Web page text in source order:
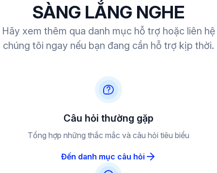
SÀNG LẮNG NGHE
Hãy xem thêm qua danh mục hỗ trợ hoặc liên hệ
chúng tôi ngay nếu bạn đang cần hỗ trợ kịp thời.
Câu hỏi thường gặp
Tổng hợp những thắc mắc và câu hỏi tiêu biểu
Đến danh mục câu hỏi